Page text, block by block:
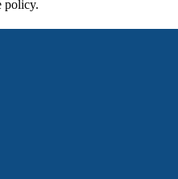
policy.